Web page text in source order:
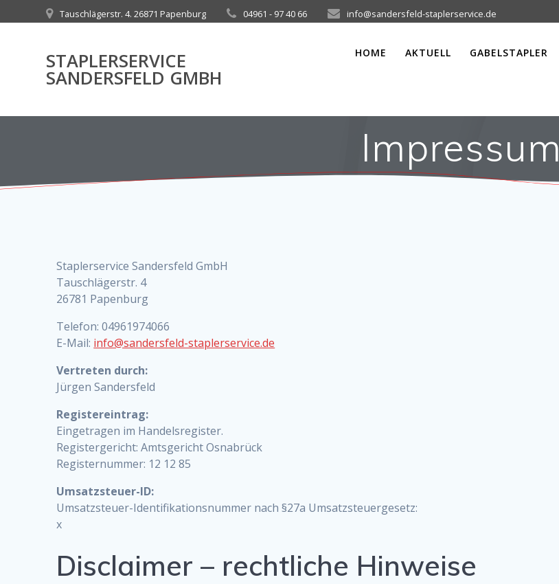
Inhalt
Tauschlägerstr. 4. 26871 Papenburg 04961 - 97 40 66 info@sandersfeld-staplerservice.de
STAPLERSERVICE
SANDERSFELD GMBH
HOME AKTUELL GABELSTAPLER
Impressum
Staplerservice Sandersfeld GmbH
Tauschlägerstr. 4
26781 Papenburg
Telefon: 04961974066
E-Mail: info@sandersfeld-staplerservice.de
Vertreten durch:
Jürgen Sandersfeld
Registereintrag:
Eingetragen im Handelsregister.
Registergericht: Amtsgericht Osnabrück
Registernummer: 12 12 85
Umsatzsteuer-ID:
Umsatzsteuer-Identifikationsnummer nach §27a Umsatzsteuergesetz:
x
Disclaimer – rechtliche Hinweise